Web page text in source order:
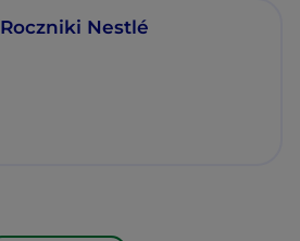
Roczniki Nestlé